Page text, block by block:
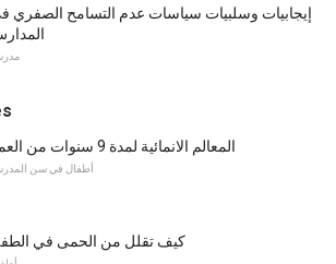
إيجابيات وسلبيات سياسات عدم التسامح الصفري
المعالم الانمائية لمدة 9 سنوات من العمر
أطفال في سن
كيف تقلل من الحمى في